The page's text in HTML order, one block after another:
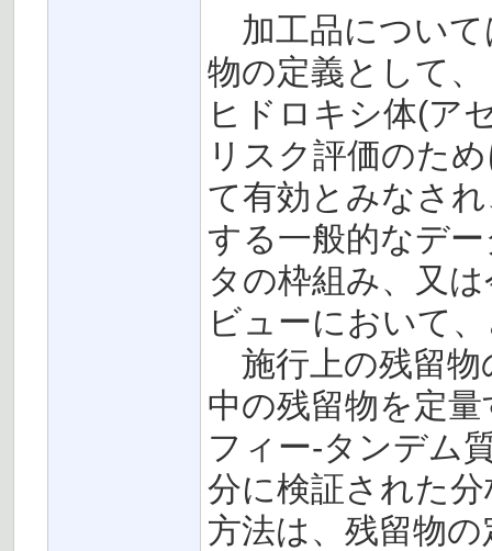
加工品について
物の定義として
ヒドロキシ体(ア
リスク評価のた
て有効とみなさ
する一般的なデ
タの枠組み、又
ビューにおいて
施行上の残留物
中の残留物を定
フィー-タンデム
分に検証された
方法は、残留物